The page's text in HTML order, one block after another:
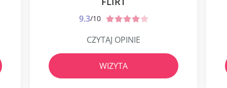
9.3/10
CZYTAJ OPINIE
WIZYTA